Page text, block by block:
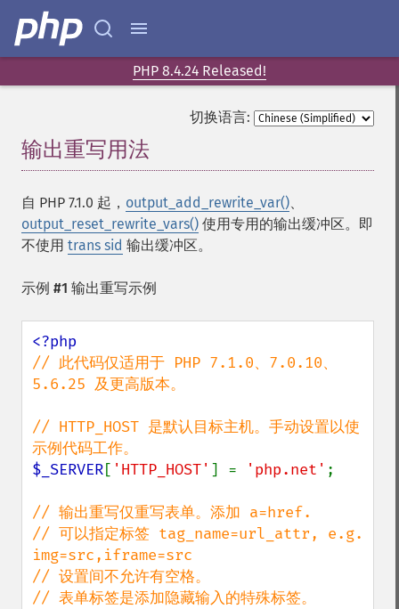
PHP 8.4.24 Released!
切换语言:
输出重写用法
自 PHP 7.1.0 起， output_add_rewrite_var()、
output_reset_rewrite_vars() 使用专用的输出缓冲区。即
不使用 trans sid 输出缓冲区。
示例 #1 输出重写示例
// 此代码仅适用于 PHP 7.1.0、7.0.10、
5.6.25 及更高版本。
// HTTP_HOST 是默认目标主机。手动设置以使
$_SERVER[ 'HTTP_HOST' ] = 'php.net' ;
// 输出重写仅重写表单。添加 a=href.
// 可以指定标签 tag_name=url_attr, e.g.
img=src,iframe=src
// 设置间不允许有空格。